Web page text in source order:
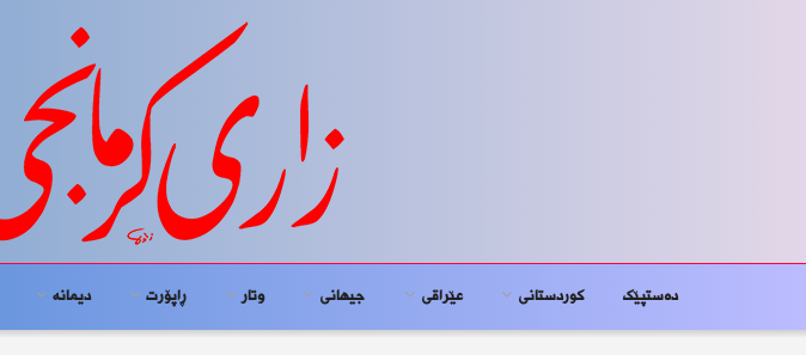
دەستپێک کوردستانى عێراقی جیهانى وتار ڕاپۆرت دیمانە